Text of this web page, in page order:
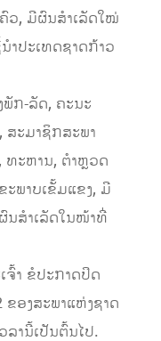
ວ, ມີຜົນສໍາເລັດໃໝ່
າປະເທດຊາດກ້າວ
ກ-ລັດ, ຄະນະ
ສະມາຊິກສະພາ
ທະຫານ, ຕຳຫຼວດ
ພາບເຂັ້ມແຂງ, ມີ
ສໍາເລັດໃນໜ້າທີ່
ຈົ້າ ຂໍປະກາດປິດ
ອງສະພາແຫ່ງຊາດ
ລານີ້ເປັນຕົ້ນໄປ.